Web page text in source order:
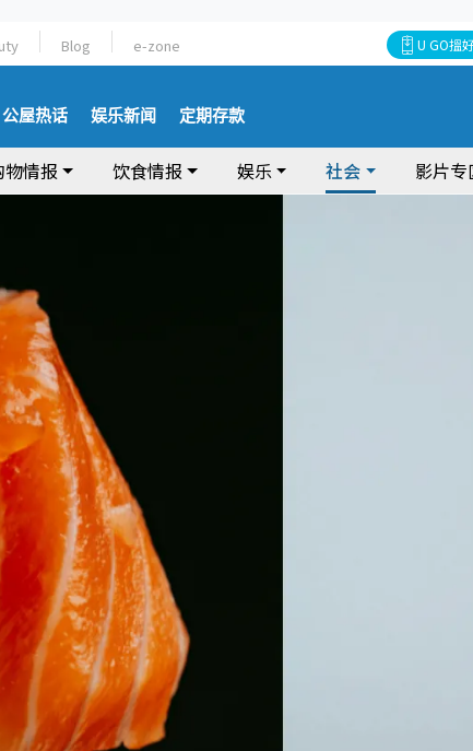
Blog e-zone U GO搵
公屋热话 娱乐新闻 定期存款
物情报 饮食情报 娱乐 社会 影片专